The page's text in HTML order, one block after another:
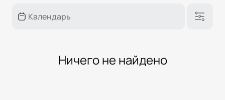
Ничего не найдено